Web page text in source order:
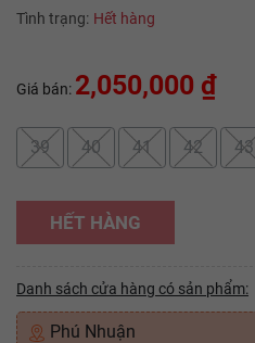
Tình trạng: Hết hàng
Giá bán: 2,050,000 ₫
39 40 41 42 43
HẾT HÀNG
Danh sách cửa hàng có sản phẩm:
Phú Nhuận